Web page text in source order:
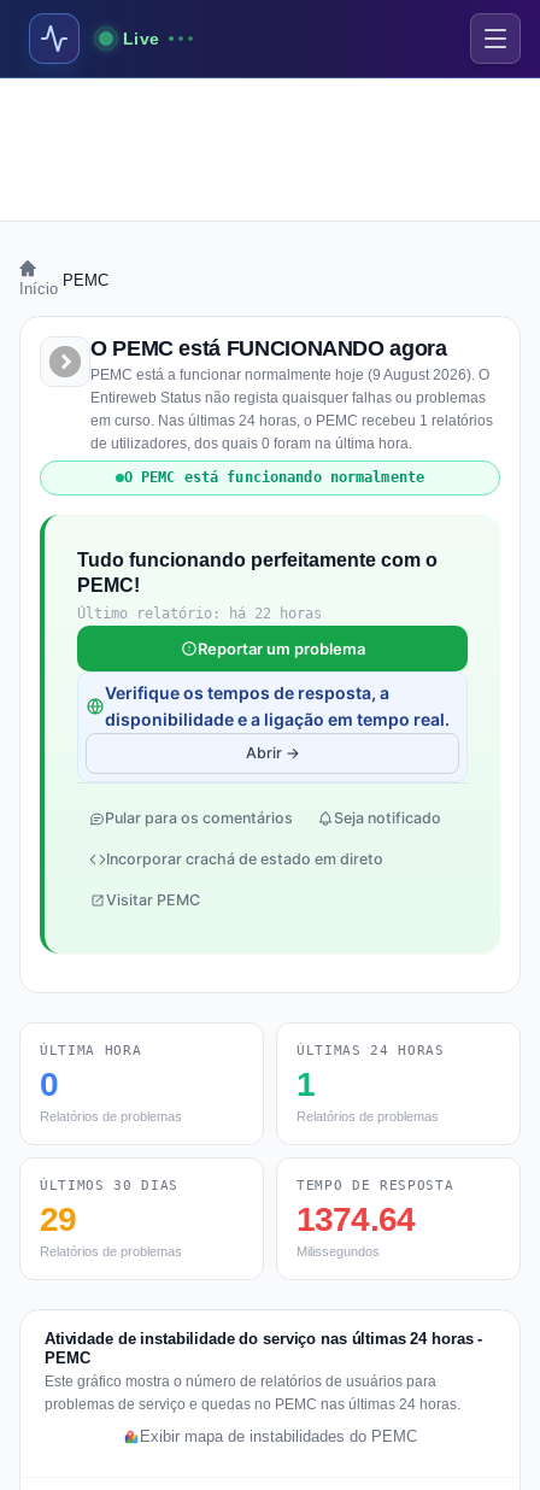
Live
Início PEMC
O PEMC está FUNCIONANDO agora
PEMC está a funcionar normalmente hoje (9 August 2026). O
Entireweb Status não regista quaisquer falhas ou problemas
em curso. Nas últimas 24 horas, o PEMC recebeu 1 relatórios
de utilizadores, dos quais 0 foram na última hora.
O PEMC está funcionando normalmente
Tudo funcionando perfeitamente com o
PEMC!
Último relatório: há 22 horas
Reportar um problema
Verifique os tempos de resposta, a
disponibilidade e a ligação em tempo real.
Abrir →
Pular para os comentários Seja notificado
Incorporar crachá de estado em direto
Visitar PEMC
ÚLTIMA HORA
0
Relatórios de problemas
ÚLTIMAS 24 HORAS
1
Relatórios de problemas
ÚLTIMOS 30 DIAS
29
Relatórios de problemas
TEMPO DE RESPOSTA
1374.64
Milissegundos
Atividade de instabilidade do serviço nas últimas 24 horas -
PEMC
Este gráfico mostra o número de relatórios de usuários para
problemas de serviço e quedas no PEMC nas últimas 24 horas.
Exibir mapa de instabilidades do PEMC